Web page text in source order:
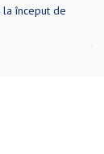
început de